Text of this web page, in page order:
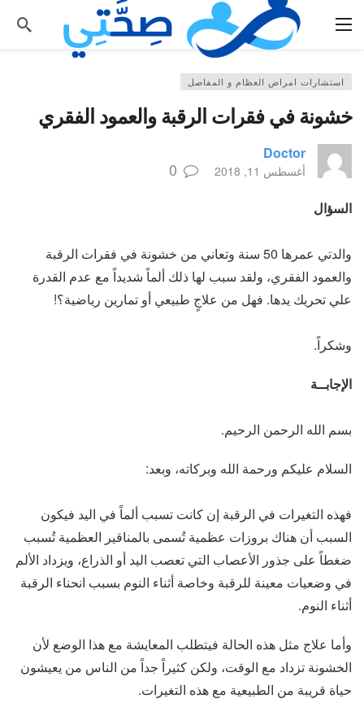
استشارات امراض العظام و المفاصل
خشونة في فقرات الرقبة والعمود الفقري
Doctor
أغسطس 11, 2018 0
السؤال
والدتي عمرها 50 سنة وتعاني من خشونة في فقرات الرقبة
والعمود الفقري، ولقد سبب لها ذلك ألماً شديداً مع عدم القدرة
علي تحريك يدها. فهل من علاجٍ طبيعي أو تمارين رياضية؟!
وشكراً.
الإجابــة
بسم الله الرحمن الرحيم.
السلام عليكم ورحمة الله وبركاته، وبعد:
فهذه التغيرات في الرقبة إن كانت تسبب ألماً في اليد فيكون
السبب أن هناك بروزات عظمية تُسمى بالمناقير العظمية تُسبب
ضغطاً على جذور الأعصاب التي تعصب اليد أو الذراع، ويزداد الألم
في وضعيات معينة للرقبة وخاصة أثناء النوم بسبب انحناء الرقبة
أثناء النوم.
وأما علاج مثل هذه الحالة فيتطلب المعايشة مع هذا الوضع لأن
الخشونة تزداد مع الوقت، ولكن كثيراً جداً من الناس من يعيشون
حياة قريبة من الطبيعية مع هذه التغيرات.